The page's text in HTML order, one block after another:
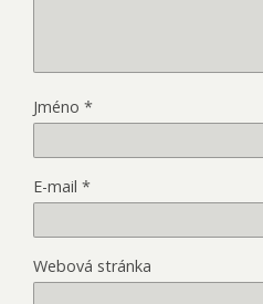
Jméno *
E-mail *
Webová stránka